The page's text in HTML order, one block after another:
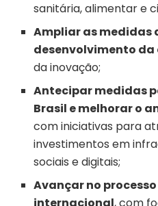
sanitária, alimentar e
Ampliar as medidas
desenvolvimento
da inovação;
Antecipar medidas
Brasil e melhorar o
com iniciativas para
investimentos em
sociais e digitais;
Avançar no